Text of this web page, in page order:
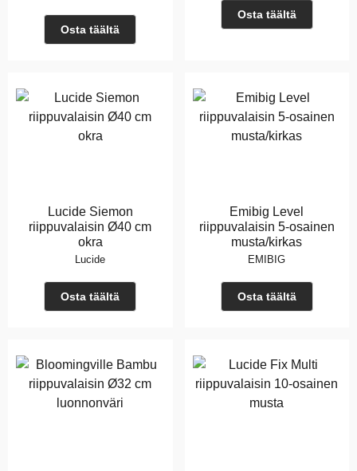
Osta täältä
Osta täältä
Lucide Siemon
riippuvalaisin Ø40 cm
okra
Lucide
Osta täältä
Emibig Level
riippuvalaisin 5-osainen
musta/kirkas
EMIBIG
Osta täältä